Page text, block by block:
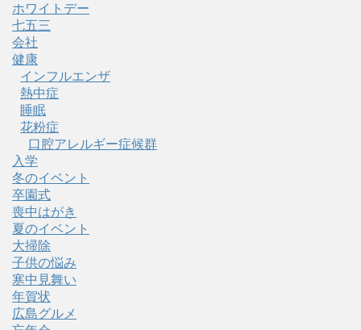
ホワイトデー
七五三
会社
健康
インフルエンザ
熱中症
睡眠
花粉症
口腔アレルギー症候群
入学
冬のイベント
卒園式
喪中はがき
夏のイベント
大掃除
子供の悩み
寒中見舞い
年賀状
広島グルメ